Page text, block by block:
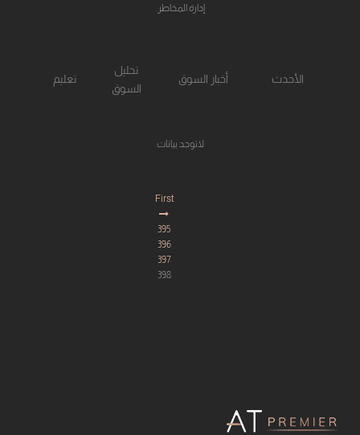
إدارة المخاطر.
الأحدث أخبار السوق
تحليل
السوق
تعليم
لاتوجد بيانات
First
395
396
397
398